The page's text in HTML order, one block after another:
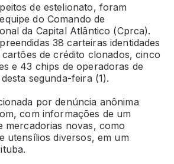
de estelionato, foram
do Comando de
da Capital Atlântico (Cprca).
38 carteiras identidades
cartões de crédito clonados, cinco
e 43 chips de operadoras de
segunda-feira (1).
por denúncia anônima
com informações de um
mercadorias novas, como
utensílios diversos, em um